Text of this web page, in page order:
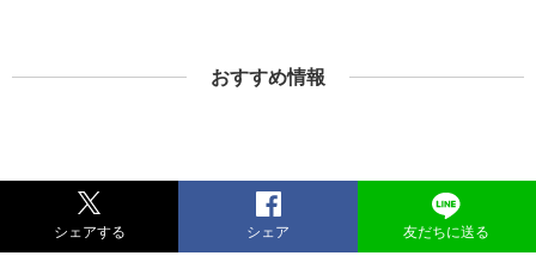
おすすめ情報
シェアする シェア 友だちに送る